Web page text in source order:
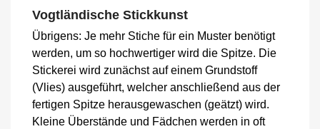
Vogtländische Stickkunst
Übrigens: Je mehr Stiche für ein Muster benötigt
werden, um so hochwertiger wird die Spitze. Die
Stickerei wird zunächst auf einem Grundstoff
(Vlies) ausgeführt, welcher anschließend aus der
fertigen Spitze herausgewaschen (geätzt) wird.
Kleine Überstände und Fädchen werden in oft